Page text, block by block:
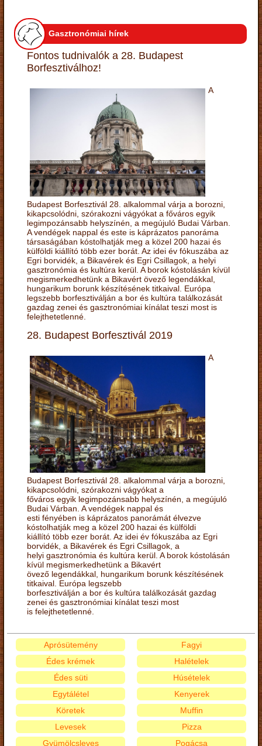
Gasztronómiai hírek
Fontos tudnivalók a 28. Budapest
Borfesztiválhoz!
A
Budapest Borfesztivál 28. alkalommal várja a borozni,
kikapcsolódni, szórakozni vágyókat a főváros egyik
legimpozánsabb helyszínén, a megújuló Budai Várban.
A vendégek nappal és este is káprázatos panoráma
társaságában kóstolhatják meg a közel 200 hazai és
külföldi kiállító több ezer borát. Az idei év fókuszába az
Egri borvidék, a Bikavérek és Egri Csillagok, a helyi
gasztronómia és kultúra kerül. A borok kóstolásán kívül
megismerkedhetünk a Bikavért övező legendákkal,
hungarikum borunk készítésének titkaival. Európa
legszebb borfesztiválján a bor és kultúra találkozását
gazdag zenei és gasztronómiai kínálat teszi most is
felejthetetlenné.
28. Budapest Borfesztivál 2019
A
Budapest Borfesztivál 28. alkalommal várja a borozni,
kikapcsolódni, szórakozni vágyókat a
főváros egyik legimpozánsabb helyszínén, a megújuló
Budai Várban. A vendégek nappal és
esti fényében is káprázatos panorámát élvezve
kóstolhatják meg a közel 200 hazai és külföldi
kiállító több ezer borát. Az idei év fókuszába az Egri
borvidék, a Bikavérek és Egri Csillagok, a
helyi gasztronómia és kultúra kerül. A borok kóstolásán
kívül megismerkedhetünk a Bikavért
övező legendákkal, hungarikum borunk készítésének
titkaival. Európa legszebb
borfesztiválján a bor és kultúra találkozását gazdag
zenei és gasztronómiai kínálat teszi most
is felejthetetlenné.
Aprósütemény
Édes krémek
Édes süti
Egytálétel
Fagyi
Halételek
Húsételek
Kenyerek
Köretek
Levesek
Gyümölcsleves
Muffin
Pizza
Pogácsa